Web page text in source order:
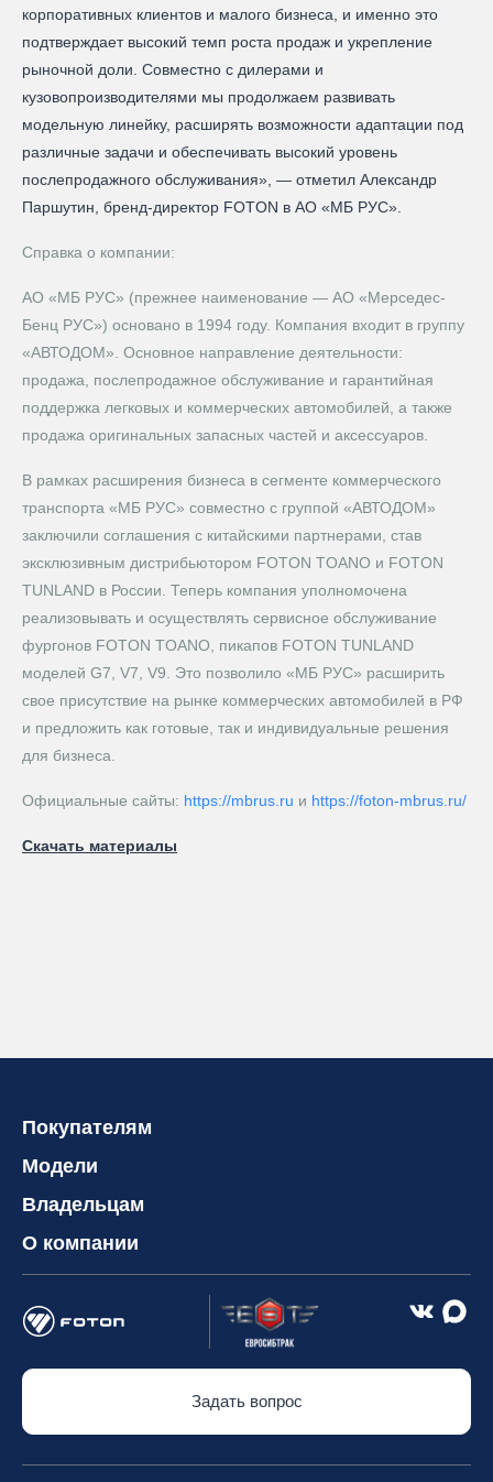
корпоративных клиентов и малого бизнеса, и именно это
подтверждает высокий темп роста продаж и укрепление
рыночной доли. Совместно с дилерами и
кузовопроизводителями мы продолжаем развивать
модельную линейку, расширять возможности адаптации под
различные задачи и обеспечивать высокий уровень
послепродажного обслуживания», — отметил Александр
Паршутин, бренд-директор FOTON в АО «МБ РУС».
Справка о компании:
АО «МБ РУС» (прежнее наименование — AO «Мерседес-
Бенц PУC») основано в 1994 году. Компания входит в группу
«АВТОДОМ». Основное направление деятельности:
продажа, послепродажное обслуживание и гарантийная
поддержка легковых и коммерческих автомобилей, а также
продажа оригинальных запасных частей и аксессуаров.
В рамках расширения бизнеса в сегменте коммерческого
транспорта «МБ РУС» совместно с группой «АВТОДОМ»
заключили соглашения с китайскими партнерами, став
эксклюзивным дистрибьютором FOTON TOANO и FOTON
TUNLAND в России. Теперь компания уполномочена
реализовывать и осуществлять сервисное обслуживание
фургонов FOTON TOANO, пикапов FOTON TUNLAND
моделей G7, V7, V9. Это позволило «МБ РУС» расширить
свое присутствие на рынке коммерческих автомобилей в РФ
и предложить как готовые, так и индивидуальные решения
для бизнеса.
Официальные сайты: https://mbrus.ru и https://foton-mbrus.ru/
Скачать материалы
Покупателям
Модели
Владельцам
О компании
Задать вопрос